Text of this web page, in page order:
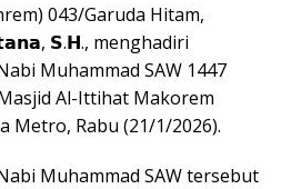
043/Garuda Hitam,
𝗦.𝗛., menghadiri
Muhammad SAW 1447
Al-Ittihat Makorem
Metro, Rabu (21/1/2026).
Muhammad SAW tersebut